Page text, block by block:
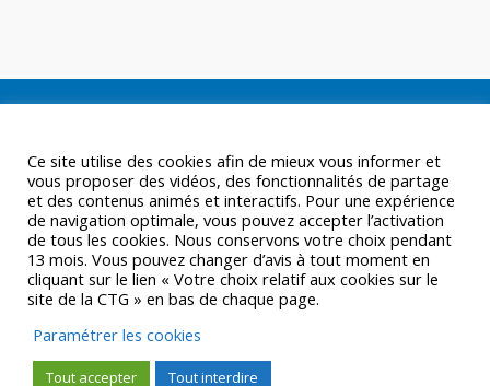
Ce site utilise des cookies afin de mieux vous informer et
vous proposer des vidéos, des fonctionnalités de partage
et des contenus animés et interactifs. Pour une expérience
de navigation optimale, vous pouvez accepter l’activation
de tous les cookies. Nous conservons votre choix pendant
13 mois. Vous pouvez changer d’avis à tout moment en
cliquant sur le lien « Votre choix relatif aux cookies sur le
site de la CTG » en bas de chaque page.
Paramétrer les cookies
Tout accepter Tout interdire